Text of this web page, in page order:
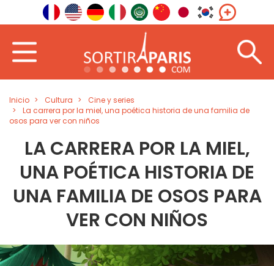
Inicio Cultura
Cine y series
La carrera por la miel, una poética historia de una familia de
osos para ver con niños
LA CARRERA POR LA MIEL,
UNA POÉTICA HISTORIA DE
UNA FAMILIA DE OSOS PARA
VER CON NIÑOS